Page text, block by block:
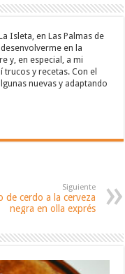
Isleta, en Las Palmas de
en la
y, en especial, a mi
trucos y recetas. Con el
nuevas y adaptando
Siguiente
de cerdo a la cerveza
negra en olla exprés